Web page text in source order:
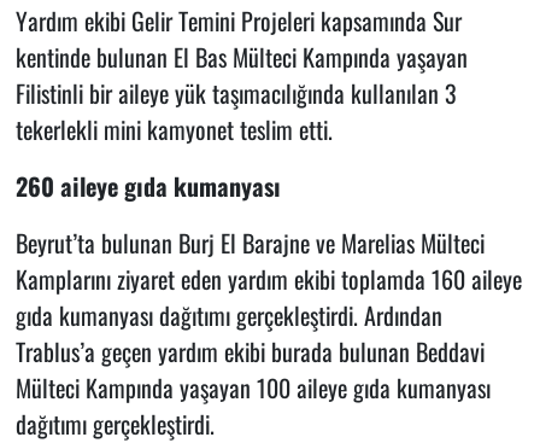
Yardım ekibi Gelir Temini Projeleri kapsamında Sur
kentinde bulunan El Bas Mülteci Kampında yaşayan
Filistinli bir aileye yük taşımacılığında kullanılan 3
tekerlekli mini kamyonet teslim etti.
260 aileye gıda kumanyası
Beyrut’ta bulunan Burj El Barajne ve Marelias Mülteci
Kamplarını ziyaret eden yardım ekibi toplamda 160 aileye
gıda kumanyası dağıtımı gerçekleştirdi. Ardından
Trablus’a geçen yardım ekibi burada bulunan Beddavi
Mülteci Kampında yaşayan 100 aileye gıda kumanyası
dağıtımı gerçekleştirdi.